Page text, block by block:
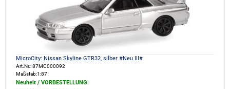
MicroCity: Nissan Skyline GTR32, silber #Neu III#
Art.Nr.: 87MC000092
Maßstab:1:87
Neuheit / VORBESTELLUNG: